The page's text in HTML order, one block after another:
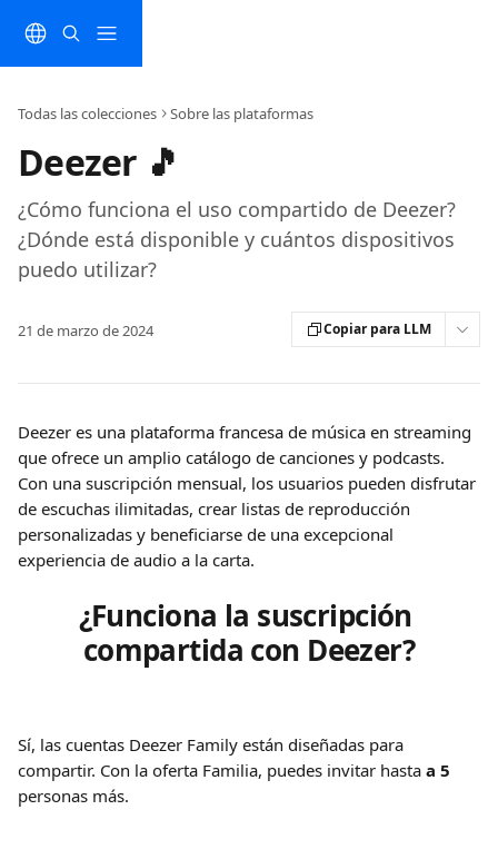
Todas las colecciones Sobre las plataformas
Deezer 🎵
¿Cómo funciona el uso compartido de Deezer?
¿Dónde está disponible y cuántos dispositivos
puedo utilizar?
21 de marzo de 2024 Copiar para LLM
Deezer es una plataforma francesa de música en streaming
que ofrece un amplio catálogo de canciones y podcasts.
Con una suscripción mensual, los usuarios pueden disfrutar
de escuchas ilimitadas, crear listas de reproducción
personalizadas y beneficiarse de una excepcional
experiencia de audio a la carta.
¿Funciona la suscripción
compartida con Deezer?
Sí, las cuentas Deezer Family están diseñadas para
compartir. Con la oferta Familia, puedes invitar hasta a 5
personas más.